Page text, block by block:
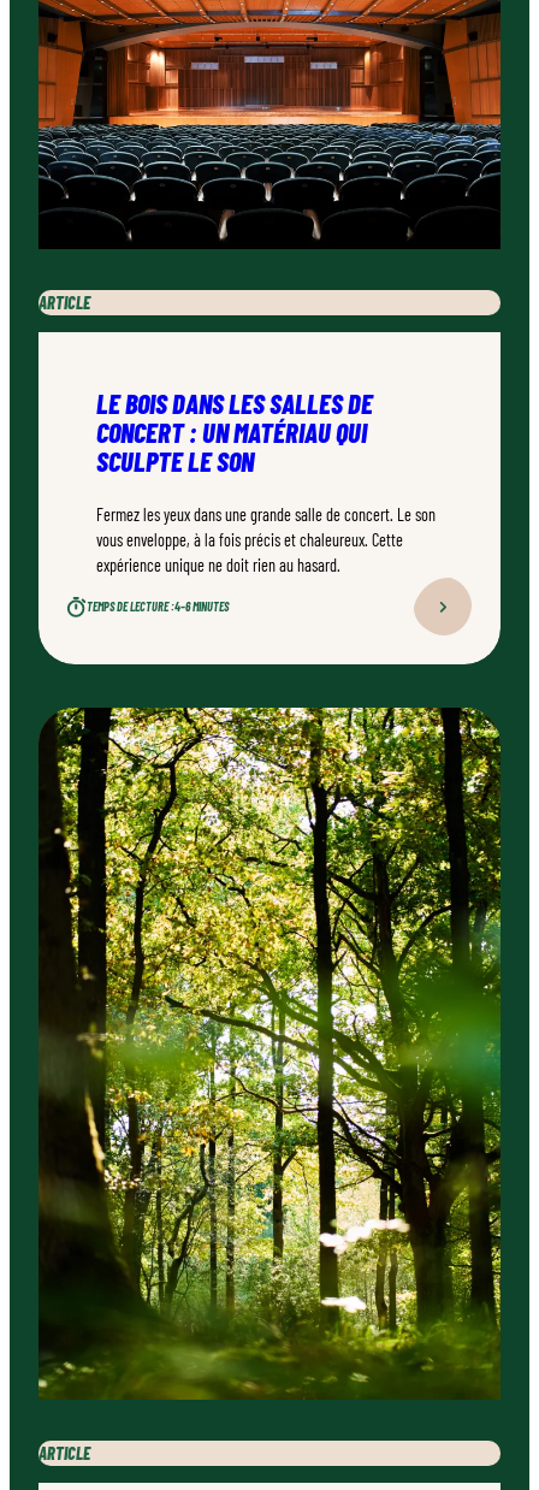
ARTICLE
LE BOIS DANS LES SALLES DE
CONCERT : UN MATÉRIAU QUI
SCULPTE LE SON
Fermez les yeux dans une grande salle de concert. Le son
vous enveloppe, à la fois précis et chaleureux. Cette
expérience unique ne doit rien au hasard.
TEMPS DE LECTURE :4–6 MINUTES
ARTICLE